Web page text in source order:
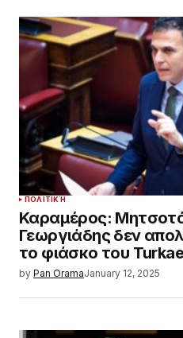
ΠΟΛΙΤΙΚΉ
Καραμέρος:
Γεωργιάδης δεν
το φιάσκο του
by Pan OramaJanuary 12, 2025